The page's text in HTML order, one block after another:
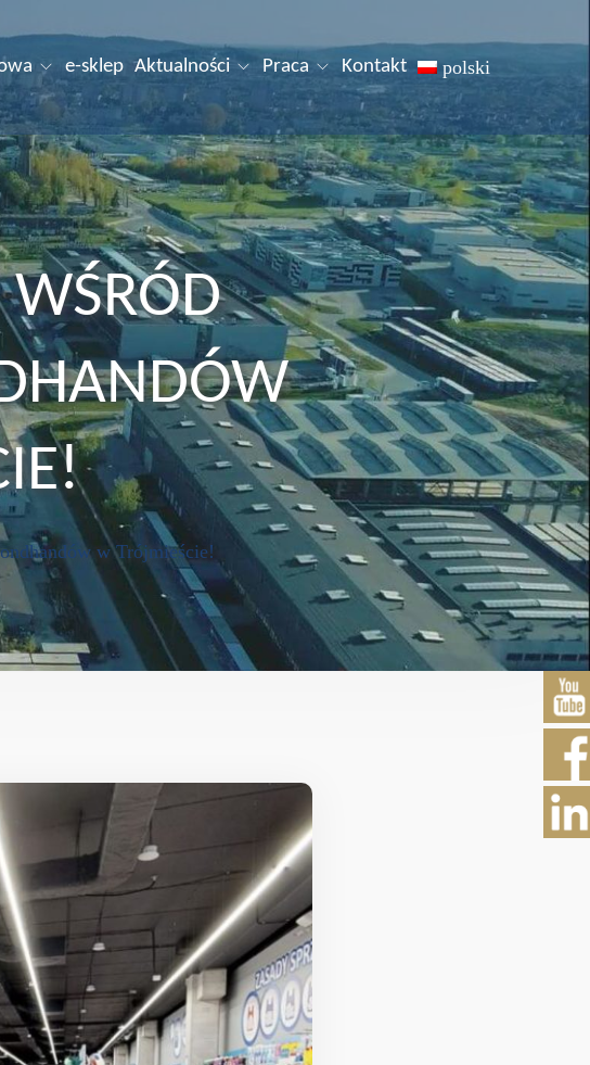
e-sklep Aktualności Praca Kontakt polski
WŚRÓD
w Trójmieście!